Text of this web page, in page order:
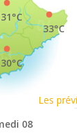
33°C
31°C
30°C
Les
08